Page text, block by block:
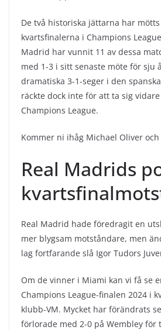
De två historiska jättarna har
kvartsfinalerna i Champions
Madrid har vunnit 11 av dessa
med 1-3 i sitt senaste möte för sju
dramatiska 3-1-seger i den
räckte dock inte för att ta sig
Champions League.
Kommer ni ihåg Michael Oliver
Real Madrids
Real Madrid hade föredragit en
mer blygsam motståndare, men
lag fortfarande slå Igor Tudors
Om de vinner i Miami kan vi få se
Champions League-finalen 2024 i
klubb-VM. Mycket har förändrats
förlorade med 2-0 på Wembley för